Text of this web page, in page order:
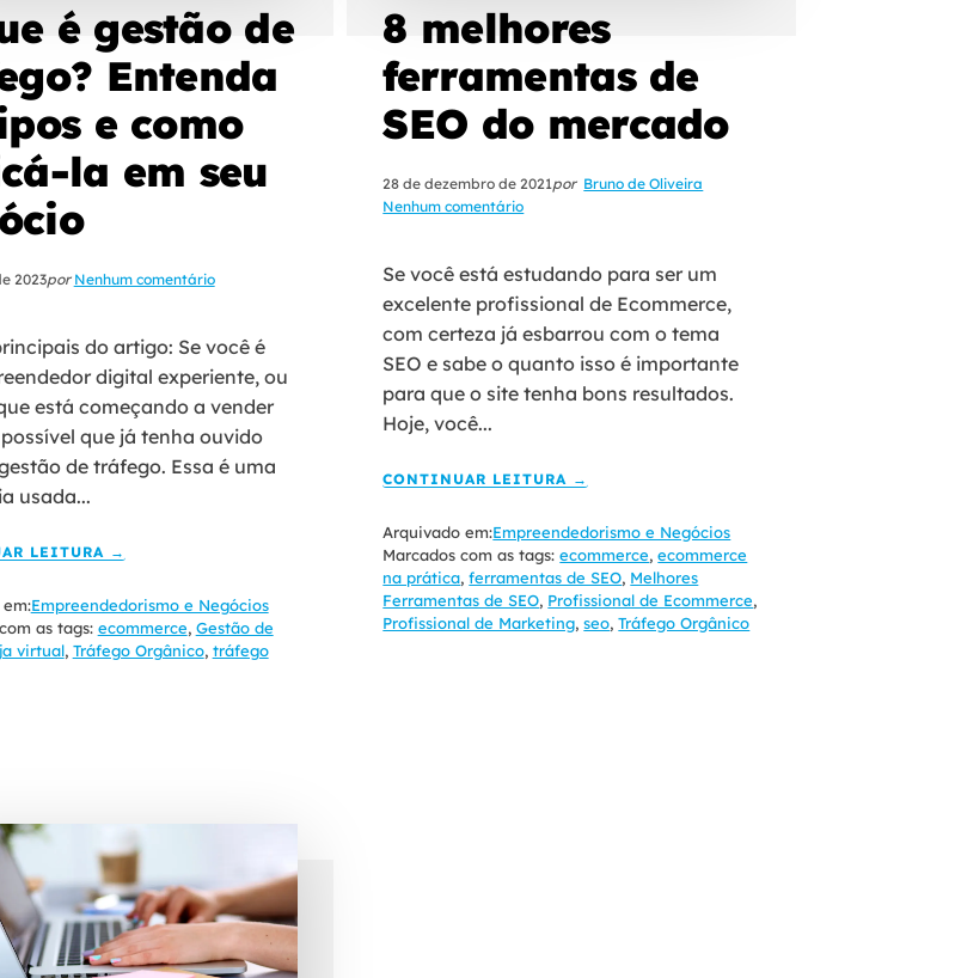
é gestão de
Entenda
e como
la em seu
2023por Nenhum comentário
do artigo: Se você é
digital experiente, ou
está começando a vender
que já tenha ouvido
de tráfego. Essa é uma
usada...
LEITURA →
Empreendedorismo e Negócios
as tags: ecommerce, Gestão de
virtual, Tráfego Orgânico, tráfego
8 melhores
ferramentas de
SEO do mercado
28 de dezembro de 2021por Bruno de Oliveira
Nenhum comentário
Se você está estudando para ser um
excelente profissional de Ecommerce,
com certeza já esbarrou com o tema
SEO e sabe o quanto isso é importante
para que o site tenha bons resultados.
Hoje, você...
CONTINUAR LEITURA →
Arquivado em:Empreendedorismo e Negócios
Marcados com as tags:ecommerce,ecommerce
na prática,ferramentas de SEO, Melhores
Ferramentas de SEO, Profissional de Ecommerce,
Profissional de Marketing,seo,Tráfego Orgânico